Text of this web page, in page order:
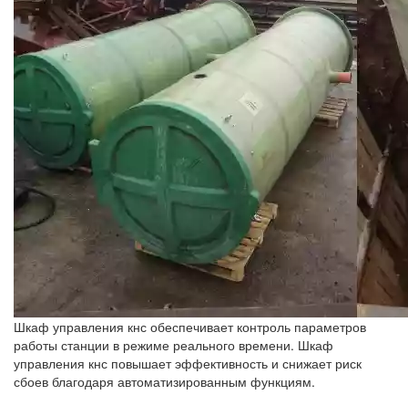
Шкаф управления кнс обеспечивает контроль параметров
работы станции в режиме реального времени. Шкаф
управления кнс повышает эффективность и снижает риск
сбоев благодаря автоматизированным функциям.